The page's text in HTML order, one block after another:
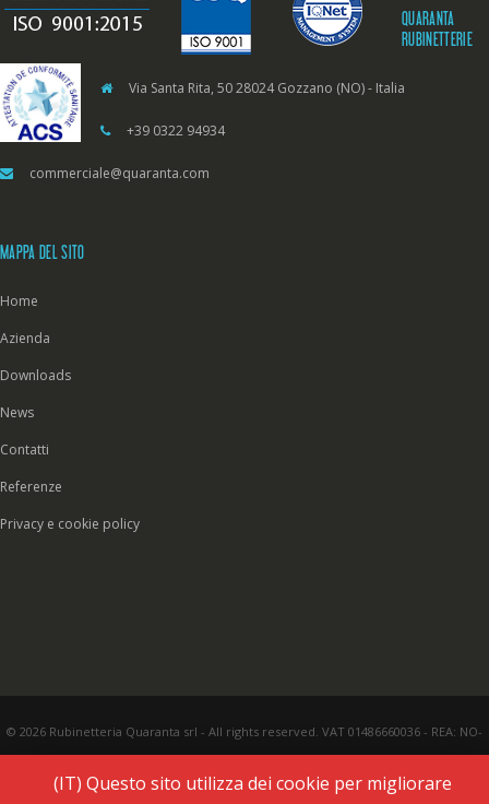
QUARANTA
RUBINETTERIE
Via Santa Rita, 50 28024 Gozzano (NO) - Italia
+39 0322 94934
commerciale@quaranta.com
MAPPA DEL SITO
Home
Azienda
Downloads
News
Contatti
Referenze
Privacy e cookie policy
© 2026 Rubinetteria Quaranta srl - All rights reserved. VAT 01486660036 - REA: NO-
(IT) Questo sito utilizza dei cookie per migliorare